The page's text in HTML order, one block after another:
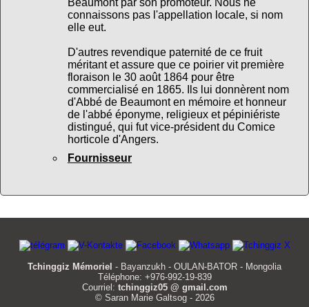
connaissons pas l'appellation locale, si nom
elle eut.
D'autres revendique paternité de ce fruit
méritant et assure que ce poirier vit première
floraison le 30 août 1864 pour être
commercialisé en 1865. Ils lui donnèrent nom
d'Abbé de Beaumont en mémoire et honneur
de l'abbé éponyme, religieux et pépiniériste
distingué, qui fut vice-président du Comice
horticole d'Angers.
Fournisseur
Tchinggiz Mémoriel - Bayanzukh - OULAN-BATOR - Mongolia
Téléphone: +976-992-19-839
Courriel: tchinggiz05 @ gmail.com
© Saran Marie Galtsog - 2026